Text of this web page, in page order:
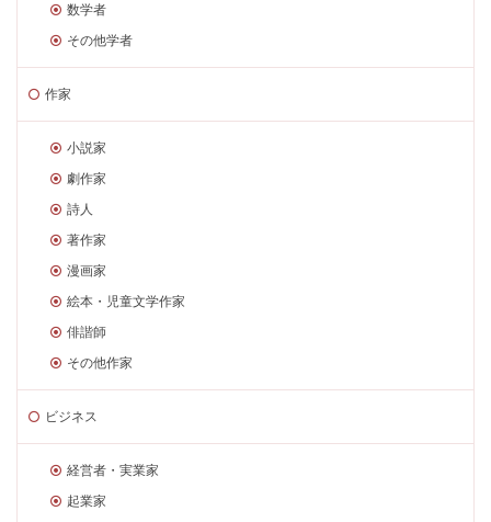
数学者
その他学者
作家
小説家
劇作家
詩人
著作家
漫画家
絵本・児童文学作家
俳諧師
その他作家
ビジネス
経営者・実業家
起業家